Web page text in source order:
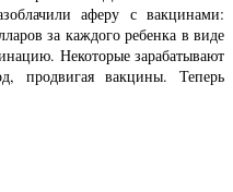
аферу с вакцинами:
за каждого ребенка в виде
Некоторые зарабатывают
продвигая вакцины. Теперь